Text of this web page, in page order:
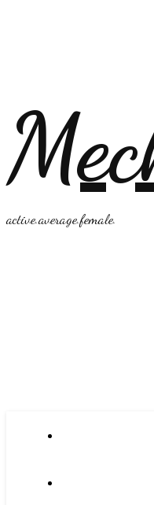
active.average.female.